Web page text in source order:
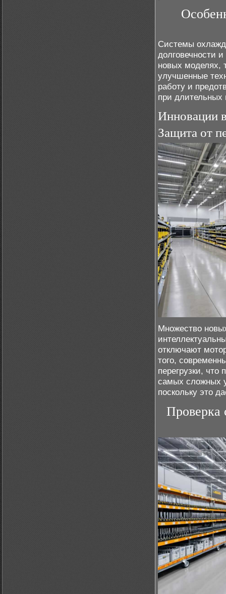
Системы
долговечности
новых моделях,
улучшенные
работу и
при длительных
Инновации
Защита от
Множество
отключают
того,
перегрузки, что
самых сложных
поскольку это
Проверка